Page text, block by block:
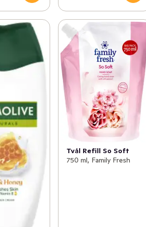
Tvål Refill So Soft
750 ml, Family Fresh